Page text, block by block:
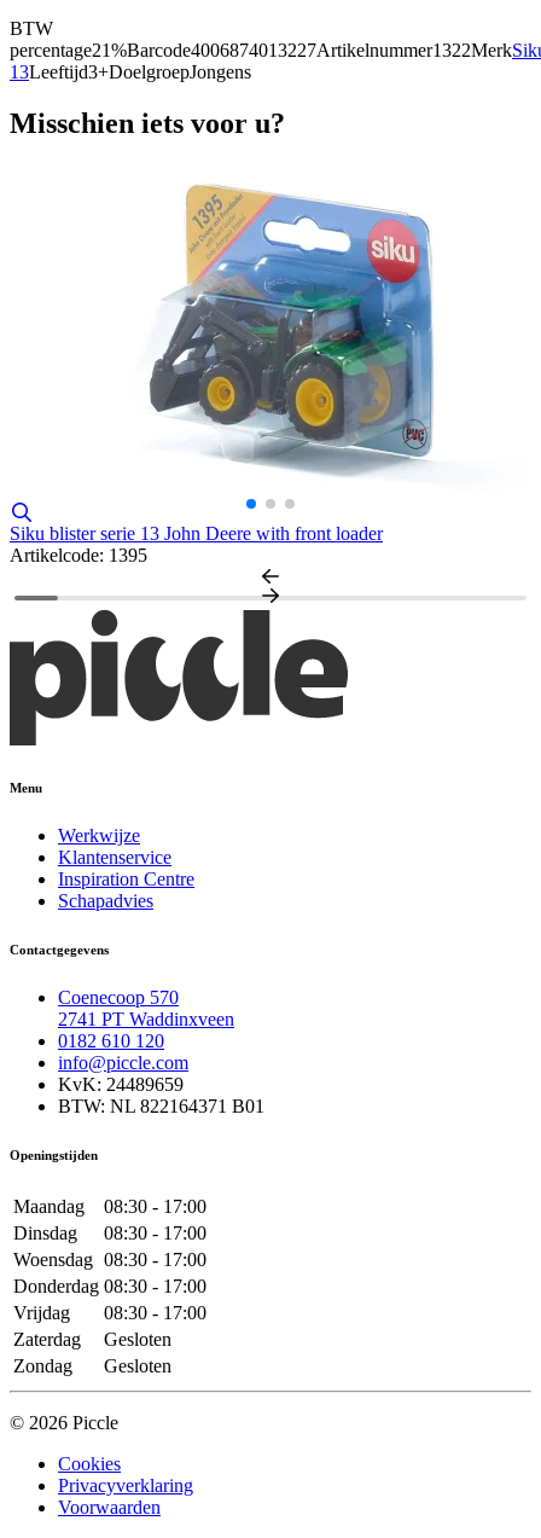
BTW
percentage21%Barcode4006874013227Artikelnummer1322Merk
13Leeftijd3+DoelgroepJongens
Misschien iets voor u?
Siku blister serie 13 John Deere with front loader
Artikelcode: 1395
Menu
Werkwijze
Klantenservice
Inspiration Centre
Schapadvies
Contactgegevens
Coenecoop 570
2741 PT Waddinxveen
0182 610 120
info@piccle.com
KvK: 24489659
BTW: NL 822164371 B01
Openingstijden
Maandag
08:30 - 17:00
Dinsdag
08:30 - 17:00
Woensdag 08:30 - 17:00
Donderdag 08:30 - 17:00
Vrijdag
08:30 - 17:00
Zaterdag
Gesloten
Zondag
Gesloten
© 2026 Piccle
Cookies
Privacyverklaring
Voorwaarden